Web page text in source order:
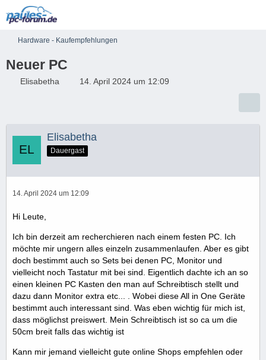
Hardware - Kaufempfehlungen
Neuer PC
Elisabetha 14. April 2024 um 12:09
Elisabetha
Dauergast
14. April 2024 um 12:09
Hi Leute,
Ich bin derzeit am recherchieren nach einem festen PC. Ich
möchte mir ungern alles einzeln zusammenlaufen. Aber es gibt
doch bestimmt auch so Sets bei denen PC, Monitor und
vielleicht noch Tastatur mit bei sind. Eigentlich dachte ich an so
einen kleinen PC Kasten den man auf Schreibtisch stellt und
dazu dann Monitor extra etc... . Wobei diese All in One Geräte
bestimmt auch interessant sind. Was eben wichtig für mich ist,
dass möglichst preiswert. Mein Schreibtisch ist so ca um die
50cm breit falls das wichtig ist
Kann mir jemand vielleicht gute online Shops empfehlen oder